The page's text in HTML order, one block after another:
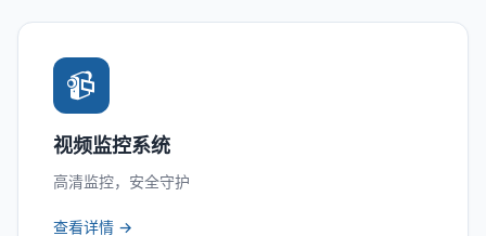
📹
视频监控系统
高清监控，安全守护
查看详情 →